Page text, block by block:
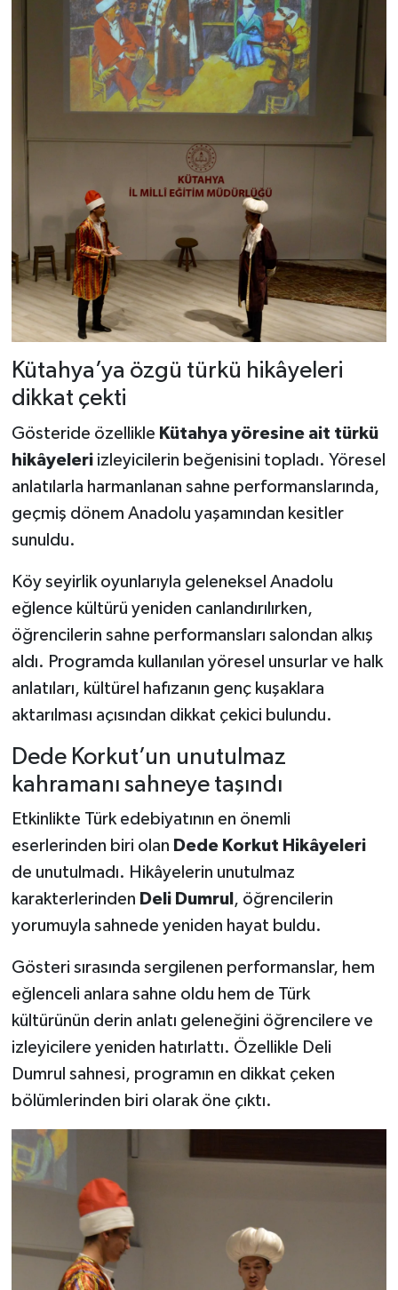
Kütahya’ya özgü türkü hikâyeleri
dikkat çekti
Gösteride özellikle Kütahya yöresine ait türkü
hikâyeleriizleyicilerin beğenisini topladı. Yöresel
anlatılarla harmanlanan sahne performanslarında,
geçmiş dönem Anadolu yaşamından kesitler
sunuldu.
Köy seyirlik oyunlarıyla geleneksel Anadolu
eğlence kültürü yeniden canlandırılırken,
öğrencilerin sahne performansları salondan alkış
aldı. Programda kullanılan yöresel unsurlar ve halk
anlatıları, kültürel hafızanın genç kuşaklara
aktarılması açısından dikkat çekici bulundu.
Dede Korkut’un unutulmaz
kahramanı sahneye taşındı
Etkinlikte Türk edebiyatının en önemli
eserlerinden biri olan Dede Korkut Hikâyeleri
de unutulmadı. Hikâyelerin unutulmaz
karakterlerinden Deli Dumrul , öğrencilerin
yorumuyla sahnede yeniden hayat buldu.
Gösteri sırasında sergilenen performanslar, hem
eğlenceli anlara sahne oldu hem de Türk
kültürünün derin anlatı geleneğini öğrencilere ve
izleyicilere yeniden hatırlattı. Özellikle Deli
Dumrul sahnesi, programın en dikkat çeken
bölümlerinden biri olarak öne çıktı.